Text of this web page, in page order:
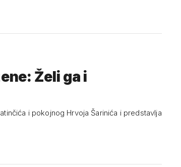
Želi ga i
i pokojnog Hrvoja Šarinića i predstavlja